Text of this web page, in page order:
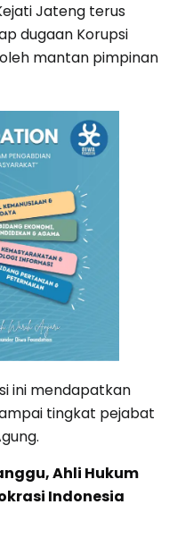
Jateng terus
dugaan Korupsi
mantan pimpinan
ini mendapatkan
tingkat pejabat
Ahli Hukum
Indonesia